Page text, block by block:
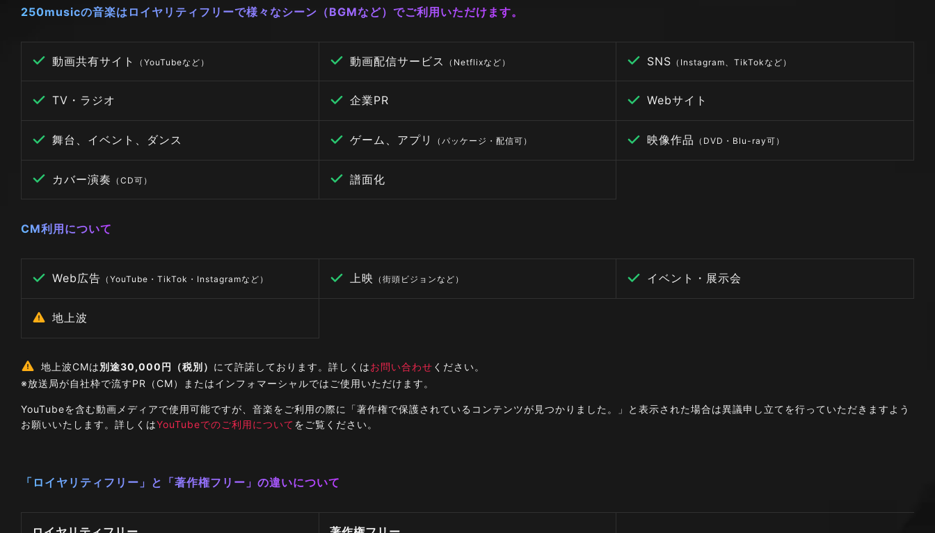
250musicの音楽はロイヤリティフリーで様々なシーン（BGMなど）でご利用いただけます。
動画共有サイト （YouTubeなど） 動画配信サービス （Netflixなど） SNS （Instagram、TikTokなど）
TV・ラジオ 企業PR Webサイト
舞台、イベント、ダンス ゲーム、アプリ （パッケージ・配信可） 映像作品 （DVD・Blu-ray可）
カバー演奏 （CD可） 譜面化
CM利用について
Web広告 （YouTube・TikTok・Instagramなど） 上映 （街頭ビジョンなど） イベント・展示会
地上波
地上波CMは別途30,000円（税別） にて許諾しております。詳しくはお問い合わせ ください。
※放送局が自社枠で流すPR（CM）またはインフォマーシャルではご使用いただけます。
YouTubeを含む動画メディアで使用可能ですが、音楽をご利用の際に「著作権で保護されているコンテンツが見つかりました。」と表示された場合は異議申し立てを行っていただきますよう
お願いいたします。詳しくはYouTubeでのご利用についてをご覧ください。
「ロイヤリティフリー」と「著作権フリー」の違いについて